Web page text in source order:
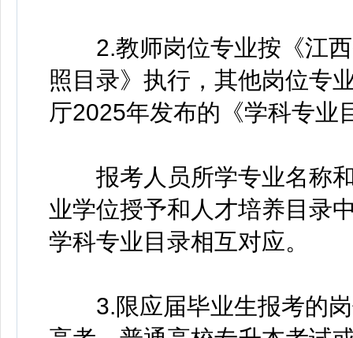
2.教师岗位专业按《江西
照目录》执行，其他岗位专
厅2025年发布的《学科专业
报考人员所学专业名称和
业学位授予和人才培养目录
学科专业目录相互对应。
3.限应届毕业生报考的岗